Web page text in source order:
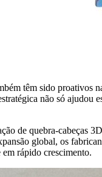
têm sido proativos
não só ajudou
de quebra-cabeças
global, os
rápido crescimento.